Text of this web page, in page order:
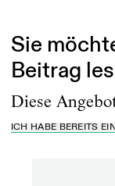
Sie
Beitrag
Diese
ICH HABE BEREITS